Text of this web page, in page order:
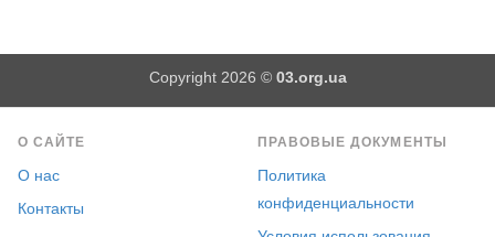
Copyright 2026 © 03.org.ua
О САЙТЕ
О нас
Контакты
ПРАВОВЫЕ ДОКУМЕНТЫ
Политика
конфиденциальности